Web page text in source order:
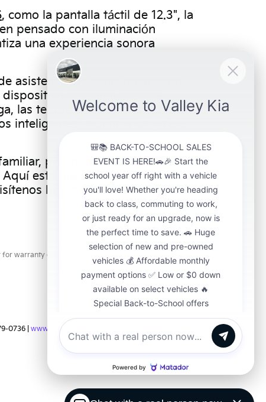
, como la pantalla táctil de 12.3", la
pensado con iluminación
una experiencia sonora
asistencia de estacionamiento
personal o Apple
las temperaturas de la cabina, el
inteligentes facilita la carga de
por lo que entendemos la
está nuestra dirección y
hoy para elevar su
warranty details.
0736 www.kia.com